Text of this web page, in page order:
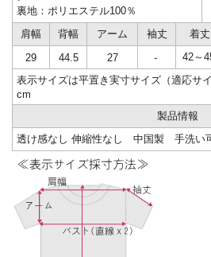
裏地：ポリエステル100％
肩幅
背幅 アーム 袖丈 着丈
29
44.5 27 - 42～
表示サイズは平置き実寸サイズ（適応サ
cm
製品情報
透け感なし 伸縮性なし 中国製 手洗い